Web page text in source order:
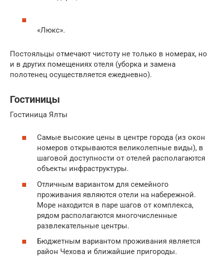
«Люкс».
Постояльцы отмечают чистоту не только в номерах, но
и в других помещениях отеля (уборка и замена
полотенец осуществляется ежедневно).
Гостиницы
Гостиница Ялты
Самые высокие цены в центре города (из окон
номеров открываются великолепные виды), в
шаговой доступности от отелей располагаются
объекты инфраструктуры.
Отличным вариантом для семейного
проживания являются отели на набережной.
Море находится в паре шагов от комплекса,
рядом располагаются многочисленные
развлекательные центры.
Бюджетным вариантом проживания является
район Чехова и ближайшие пригороды.